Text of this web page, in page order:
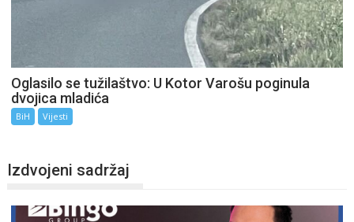
Oglasilo se tužilaštvo: U Kotor Varošu poginula
dvojica mladića
BiH Vijesti
Izdvojeni sadržaj